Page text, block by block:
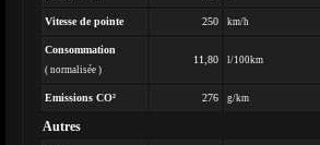
Vitesse de pointe 250 km/h
Consommation
( normalisée )
11,80 l/100km
Emissions CO² 276 g/km
Autres